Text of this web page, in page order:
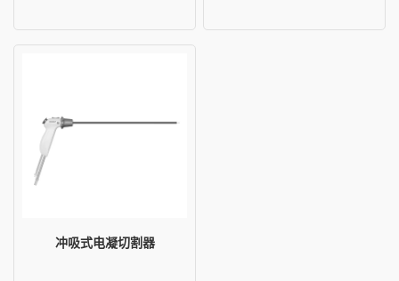
冲吸式电凝切割器